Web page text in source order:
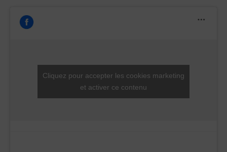
Cliquez pour accepter les cookies marketing
et activer ce contenu